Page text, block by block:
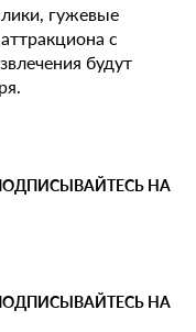
гужевые
с
будут
НА
НА